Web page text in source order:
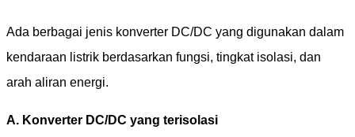
Ada berbagai jenis konverter DC/DC yang digunakan dalam
kendaraan listrik berdasarkan fungsi, tingkat isolasi, dan
arah aliran energi.
A. Konverter DC/DC yang terisolasi